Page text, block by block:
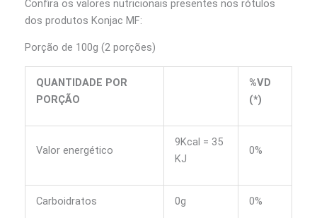
Confira os valores nutricionais presentes nos rótulos
dos produtos Konjac MF:
Porção de 100g (2 porções)
QUANTIDADE POR
PORÇÃO
%VD
(*)
Valor energético
9Kcal = 35
KJ
0%
Carboidratos 0g 0%